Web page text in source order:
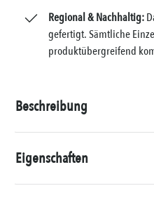
Regional & Nachhaltig:
gefertigt. Sämtliche
produktübergreifend
Beschreibung
Eigenschaften